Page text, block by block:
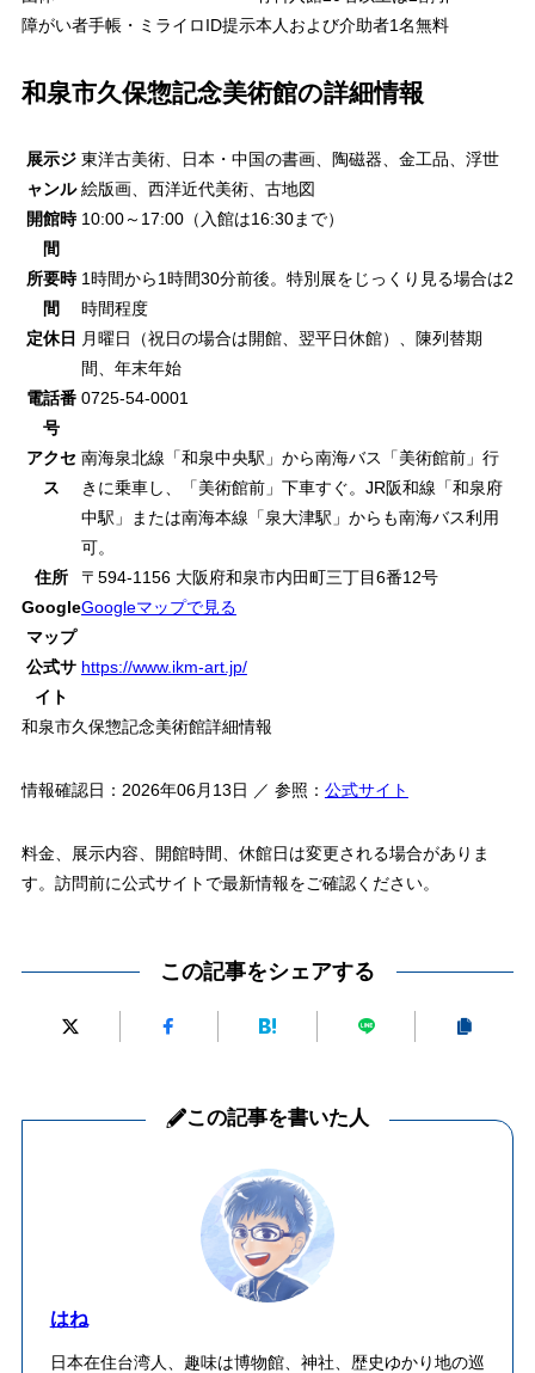
障がい者手帳・ミライロID提示本人および介助者1名無料
和泉市久保惣記念美術館の詳細情報
展示ジ
ャンル
東洋古美術、日本・中国の書画、陶磁器、金工品、浮世
絵版画、西洋近代美術、古地図
開館時
間
10:00～17:00（入館は16:30まで）
所要時
間
1時間から1時間30分前後。特別展をじっくり見る場合は2
時間程度
定休日 月曜日（祝日の場合は開館、翌平日休館）、陳列替期
間、年末年始
電話番
号
0725-54-0001
アクセ
ス
南海泉北線「和泉中央駅」から南海バス「美術館前」行
きに乗車し、「美術館前」下車すぐ。JR阪和線「和泉府
中駅」または南海本線「泉大津駅」からも南海バス利用
可。
住所
〒594-1156 大阪府和泉市内田町三丁目6番12号
Google
マップ
Googleマップで見る
公式サ
イト
https://www.ikm-art.jp/
和泉市久保惣記念美術館詳細情報
情報確認日：2026年06月13日 ／ 参照： 公式サイト
料金、展示内容、開館時間、休館日は変更される場合がありま
す。訪問前に公式サイトで最新情報をご確認ください。
この記事をシェアする
この記事を書いた人
はね
日本在住台湾人、趣味は博物館、神社、歴史ゆかり地の巡